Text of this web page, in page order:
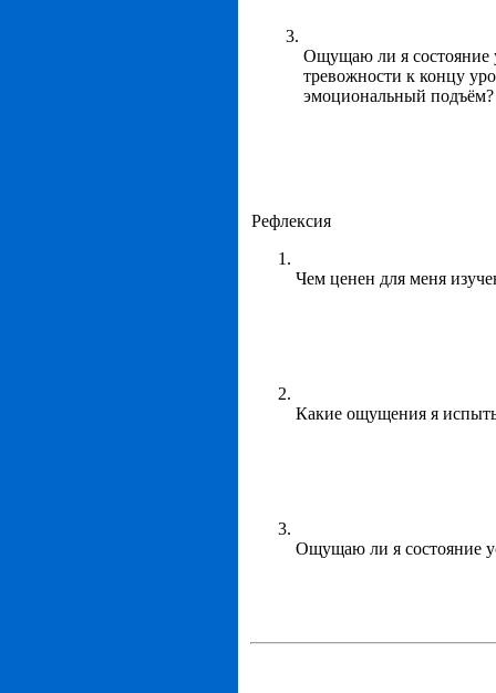
Ощущаю ли я состояние
тревожности к концу
эмоциональный подъём?
Рефлексия
Чем ценен для меня
Какие ощущения я
Ощущаю ли я состояние